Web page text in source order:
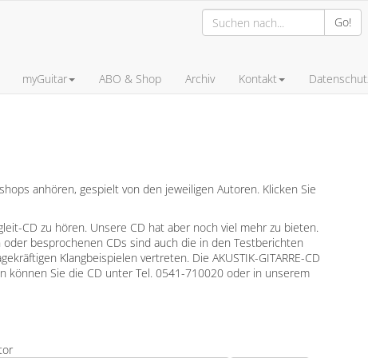
Go!
myGuitar ABO & Shop Archiv Kontakt
anhören, gespielt von den jeweiligen Autoren. Klicken Sie
CD zu hören. Unsere CD hat aber noch viel mehr zu bieten.
besprochenen CDs sind auch die in den Testberichten
Klangbeispielen vertreten. Die AKUSTIK-GITARRE-CD
können Sie die CD unter Tel. 0541-710020 oder in unserem